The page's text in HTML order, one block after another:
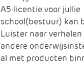
A5-licentie voor jullie
school(bestuur) kan
Luister naar verhalen
andere
al met producten